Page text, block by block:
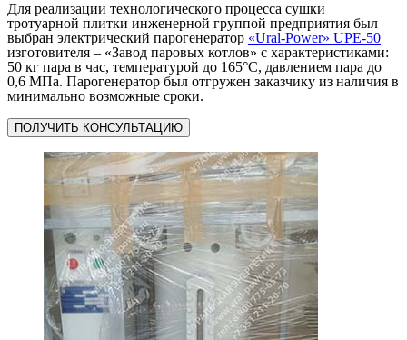
Для реализации технологического процесса сушки
тротуарной плитки инженерной группой предприятия был
выбран электрический парогенератор «Ural-Power» UPE-50
изготовителя – «Завод паровых котлов» с характеристиками:
50 кг пара в час, температурой до 165°С, давлением пара до
0,6 МПа. Парогенератор был отгружен заказчику из наличия в
минимально возможные сроки.
ПОЛУЧИТЬ КОНСУЛЬТАЦИЮ